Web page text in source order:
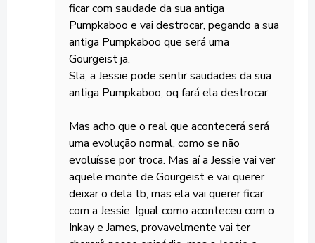
ficar com saudade da sua antiga
Pumpkaboo e vai destrocar, pegando a sua
antiga Pumpkaboo que será uma
Gourgeist ja.
Sla, a Jessie pode sentir saudades da sua
antiga Pumpkaboo, oq fará ela destrocar.
Mas acho que o real que acontecerá será
uma evolução normal, como se não
evoluísse por troca. Mas aí a Jessie vai ver
aquele monte de Gourgeist e vai querer
deixar o dela tb, mas ela vai querer ficar
com a Jessie. Igual como aconteceu com o
Inkay e James, provavelmente vai ter